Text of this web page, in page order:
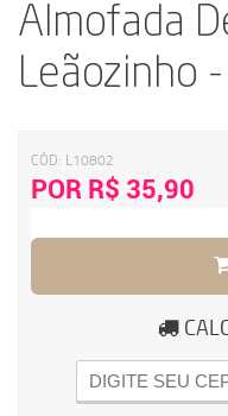
Almofada
Leãozinho
CÓD: L10802
POR R$ 35,90